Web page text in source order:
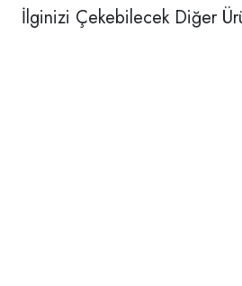
İlginizi Çekebilecek Diğer